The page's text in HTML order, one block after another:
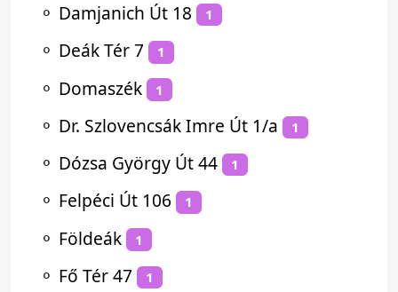
⚬ Damjanich Út 18 1
⚬ Deák Tér 7 1
⚬ Domaszék 1
⚬ Dr. Szlovencsák Imre Út 1/a 1
⚬ Dózsa György Út 44 1
⚬ Felpéci Út 106 1
⚬ Földeák 1
⚬ Fő Tér 47 1